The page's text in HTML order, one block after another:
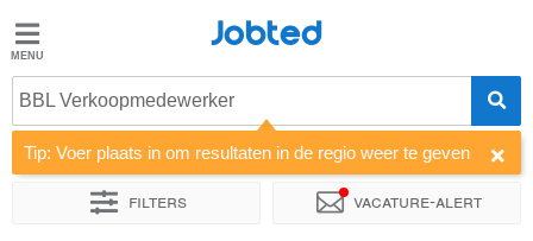
Jobted
Vacatures
Salarissen
Jobted
BBL Verkoopmedewerker
Tip: Voer plaats in om resultaten in de regio weer te geven
Filters Vacature-alert